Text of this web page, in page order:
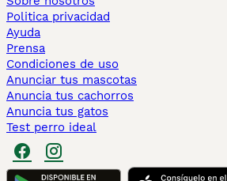
Politica privacidad
Ayuda
Prensa
Condiciones de uso
Anunciar tus mascotas
Anuncia tus cachorros
Anuncia tus gatos
Test perro ideal